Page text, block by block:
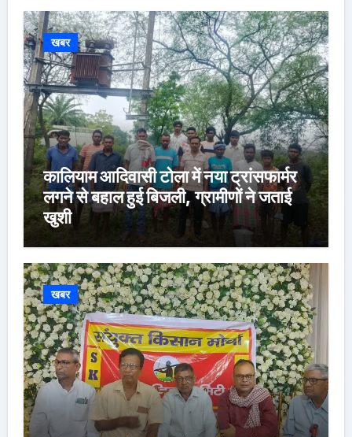
खबर
कालियाम आदिवासी टोला में नया ट्रांसफार्मर
लगने से बहाल हुई बिजली, ग्रामीणों ने जताई
खुशी
खबर